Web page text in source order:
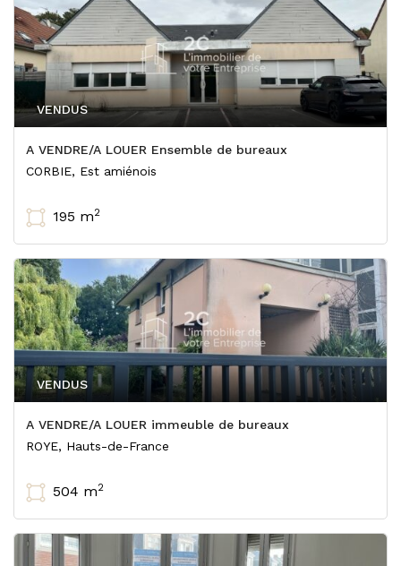
A VENDRE/A LOUER Ensemble de bureaux
VENDUS
CORBIE, Est amiénois
195 m2
A VENDRE/A LOUER immeuble de bureaux
VENDUS
ROYE, Hauts-de-France
504 m2